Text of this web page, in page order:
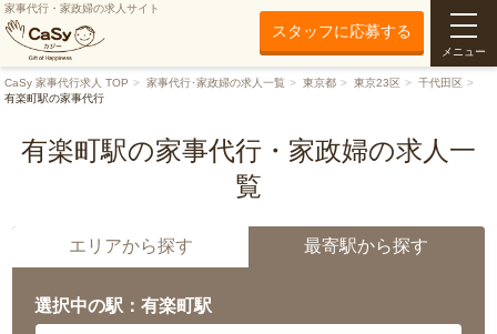
家事代行・家政婦の求人サイト
スタッフに応募する
メニュー
CaSy 家事代行求人 TOP 家事代行･家政婦の求人一覧 東京都 東京23区
千代田区
有楽町駅の家事代行
有楽町駅の家事代行・家政婦の求人一
覧
エリアから探す 最寄駅から探す
選択中の駅：有楽町駅